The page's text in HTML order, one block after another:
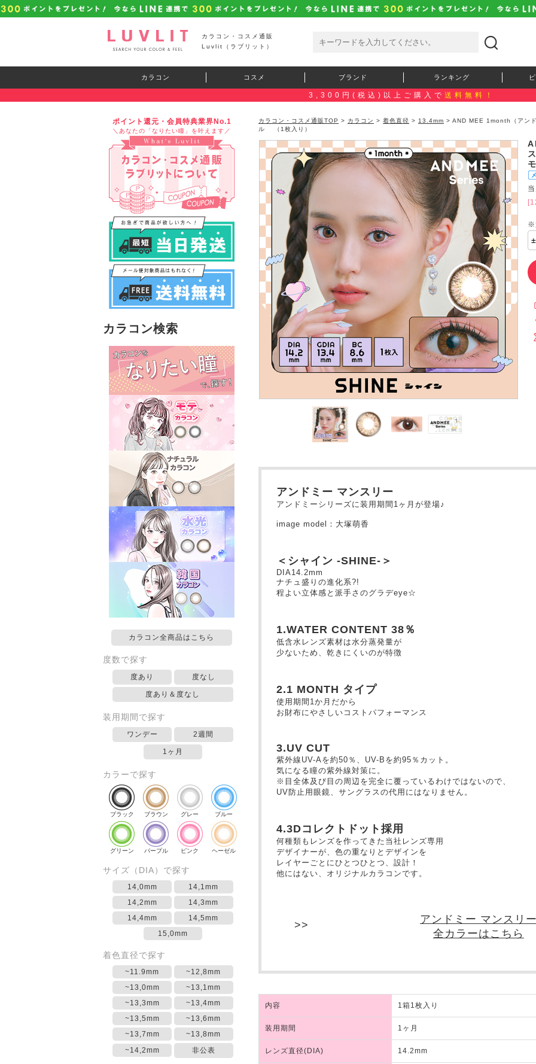
カラコン・コスメ通販
Luvlit（ラブリット）
カラコン コスメ ブランド ランキング
3,300円(税込)以上ご購入で 送料無料！
ポイント還元・会員特典業界No.1
＼あなたの「なりたい瞳」を叶えます／
カラコン検索
カラコン全商品はこちら
度数で探す
度あり 度なし
度あり＆度なし
装用期間で探す
ワンデー 2週間
1ヶ月
カラーで探す
ブラック ブラウン グレー ブルー
グリーン パープル ピンク ヘーゼル
サイズ（DIA）で探す
14,0mm
14,1mm
14,2mm
14,3mm
14,4mm
14,5mm
15,0mm
着色直径で探す
~11.9mm
~12,8mm
~13,0mm
~13,1mm
~13,3mm
~13,4mm
~13,5mm
~13,6mm
~13,7mm
~13,8mm
~14,2mm
非公表
カラコン・コスメ通販TOP > カラコン > 着色直径 > 13.4mm > AND MEE 1month（アン
ル （1枚入り）
アンドミー マンスリー
アンドミーシリーズに装用期間1ヶ月が登場♪
image model：大塚萌香
＜シャイン -SHINE-＞
DIA14.2mm
ナチュ盛りの進化系?!
程よい立体感と派手さのグラデeye☆
1.WATER CONTENT 38％
低含水レンズ素材は水分蒸発量が
少ないため、乾きにくいのが特徴
2.1 MONTH タイプ
使用期間1か月だから
お財布にやさしいコストパフォーマンス
3.UV CUT
紫外線UV-Aを約50％、UV-Bを約95％カット。
気になる瞳の紫外線対策に。
※目全体及び目の周辺を完全に覆っているわけではないので、
UV防止用眼鏡、サングラスの代用にはなりません。
4.3Dコレクトドット採用
何種類もレンズを作ってきた当社レンズ専用
デザイナーが、色の重なりとデザインを
レイヤーごとにひとつひとつ、設計！
他にはない、オリジナルカラコンです。
アンドミー マンスリ
全カラーはこちら
内容 1箱1枚入り
装用期間 1ヶ月
レンズ直径(DIA) 14.2mm